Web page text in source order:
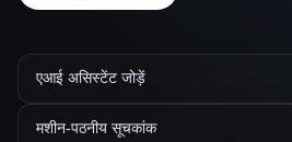
एआई असिस्टेंट जोड़ें
मशीन-पठनीय सूचकांक